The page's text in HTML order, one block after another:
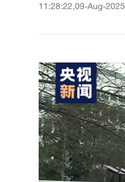
11:28:22,09-Aug-2025